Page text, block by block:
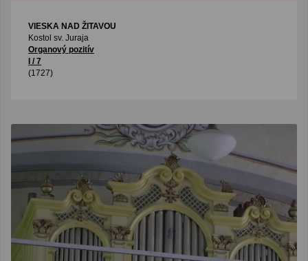
VIESKA NAD ŽITAVOU
Kostol sv. Juraja
Organový pozitív
I / 7
(1727)